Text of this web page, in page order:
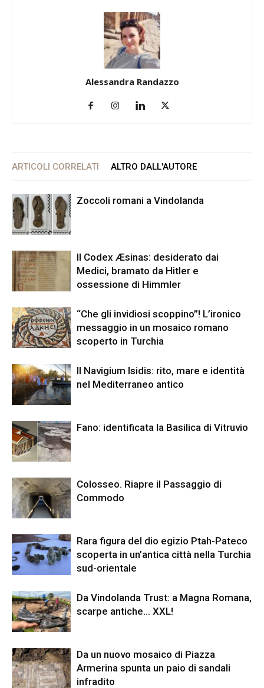
Alessandra Randazzo
ARTICOLI CORRELATI ALTRO DALL'AUTORE
Zoccoli romani a Vindolanda
Il Codex Æsinas: desiderato dai
Medici, bramato da Hitler e
ossessione di Himmler
“Che gli invidiosi scoppino”! L’ironico
messaggio in un mosaico romano
scoperto in Turchia
Il Navigium Isidis: rito, mare e identità
nel Mediterraneo antico
Fano: identificata la Basilica di Vitruvio
Colosseo. Riapre il Passaggio di
Commodo
Rara figura del dio egizio Ptah-Pateco
scoperta in un’antica città nella Turchia
sud-orientale
Da Vindolanda Trust: a Magna Romana,
scarpe antiche… XXL!
Da un nuovo mosaico di Piazza
Armerina spunta un paio di sandali
infradito